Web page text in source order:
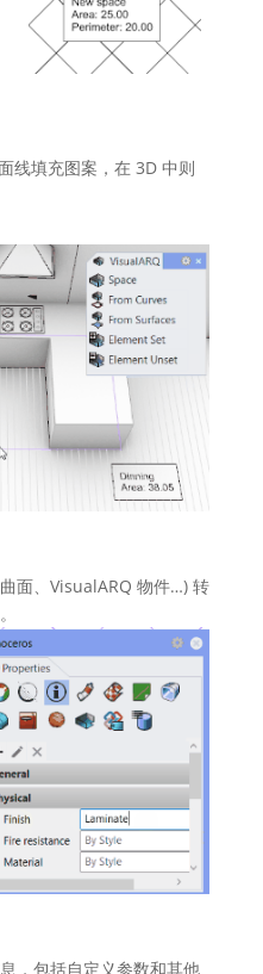
线填充图案，在 3D 中则
面、VisualARQ 物件…) 转
，包括自定义参数和其他